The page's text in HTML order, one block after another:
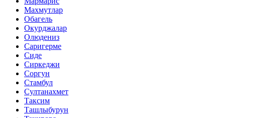
Махмутлар
Обагель
Окурджалар
Олюдениз
Саригерме
Сиде
Сиркеджи
Соргун
Стамбул
Султанахмет
Таксим
Ташлыбурун